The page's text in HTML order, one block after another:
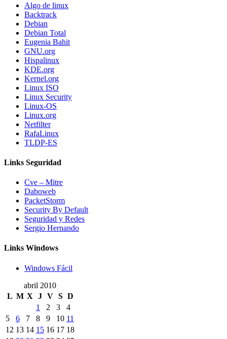
Algo de linux
Backtrack
Debian
Debian Total
Eugenia Bahit
GNU.org
Hispalinux
KDE.org
Kernel.org
Linux ISO
Linux Security
Linux-OS
Linux.org
Netfilter
RafaLinux
TLDP-ES
Links Seguridad
Cve – Mitre
Daboweb
PacketStorm
Security By Default
Seguridad y Redes
Sergio Hernando
Links Windows
Windows Fácil
abril 2010
L M X J V S D
1
2 3
4
5
6 7 8 9 10 11
12 13 14 15 16 17 18